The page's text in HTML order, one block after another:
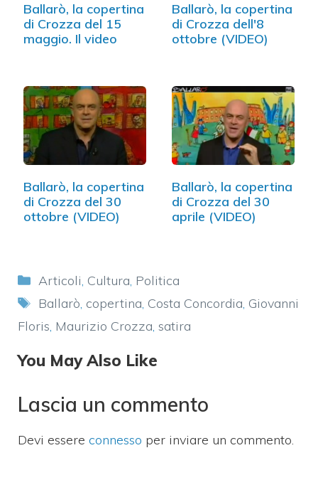
Ballarò, la copertina
di Crozza del 15
maggio. Il video
Ballarò, la copertina
di Crozza dell'8
ottobre (VIDEO)
Ballarò, la copertina
di Crozza del 30
ottobre (VIDEO)
Ballarò, la copertina
di Crozza del 30
aprile (VIDEO)
Categorie
Articoli, Cultura, Politica
Tag
Ballarò, copertina, Costa Concordia, Giovanni
Floris, Maurizio Crozza, satira
You May Also Like
Lascia un commento
Devi essere connesso per inviare un commento.